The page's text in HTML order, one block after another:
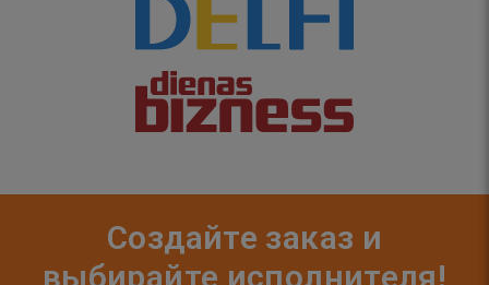
Создайте заказ и
выбирайте исполнителя!